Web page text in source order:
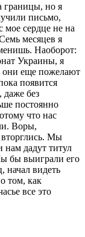
границы, но я
письмо,
мое сердце не на
месяцев я
Наоборот:
Украины, я
они еще пожелают
появится
даже без
постоянно
что нас
Воры,
вторглись. Мы
дадут титул
бы выиграли его
начал видеть
том, как
все это